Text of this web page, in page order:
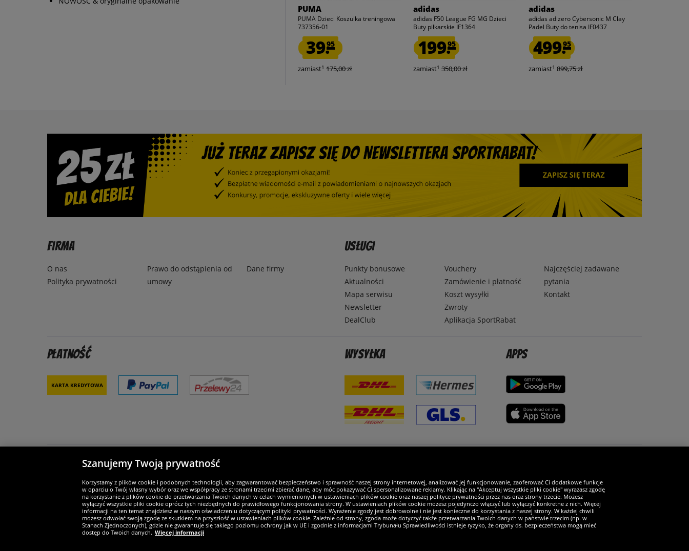
PUMA
PUMA Dzieci Koszulka treningowa
737356-01
39.95
zamiast1 175,00 zł
adidas
adidas F50 League FG MG Dzieci
Buty piłkarskie IF1364
199.95
zamiast1 350,00 zł
adidas
adidas adizero Cybersonic M Clay
Padel Buty do tenisa IF0437
499.95
zamiast1 899,75 zł
Firma
O nas
Polityka prywatności
Prawo do odstąpienia od
umowy
Dane firmy
Usługi
Punkty bonusowe
Aktualności
Mapa serwisu
Newsletter
DealClub
Vouchery
Zamówienie i płatność
Koszt wysyłki
Zwroty
Aplikacja SportRabat
Najczęściej zadawane
pytania
Kontakt
Płatność
Karta kredytowa
Wysyłka Apps
Partnerzy i bezpieczeństwo
Widerruf
Jesteśmy wyjątkowi
Szanujemy Twoją prywatność
Korzystamy z plików cookie i podobnych technologii, aby zagwarantować bezpieczeństwo i sprawność naszej strony internetowej, analizować jej funkcjonowanie, zaoferować Ci dodatkowe funkcje
w oparciu o Twój własny wybór oraz we współpracy ze stronami trzecimi zbierać dane, aby móc pokazywać Ci spersonalizowane reklamy. Klikając na "Akceptuj wszystkie pliki cookie" wyrażasz zgodę
na korzystanie z plików cookie do przetwarzania Twoich danych w celach wymienionych w ustawieniach plików cookie oraz naszej polityce prywatności przez nas oraz strony trzecie. Możesz
wyłączyć wszystkie pliki cookie oprócz tych niezbędnych do prawidłowego funkcjonowania strony. W ustawieniach plików cookie możesz pojedynczo włączyć lub wyłączyć konkretne z nich. Więcej
informacji na ten temat znajdziesz w naszym oświadczeniu dotyczącym polityki prywatności. Wyrażenie zgody jest dobrowolne i nie jest konieczne do korzystania z naszej strony. W każdej chwili
możesz odwołać swoją zgodę ze skutkiem na przyszłość w ustawieniach plików cookie. Zależnie od strony, zgoda może dotyczyć także przetwarzania Twoich danych w państwie trzecim (np. w
Stanach Zjednoczonych), gdzie nie gwarantuje się takiego poziomu ochrony jak w UE i zgodnie z informacjami Trybunału Sprawiedliwości istnieje ryzyko, że organy ds. bezpieczeństwa mogą mieć
dostęp do Twoich danych. Więcej informacji